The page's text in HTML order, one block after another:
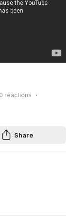
0 reactions
Share